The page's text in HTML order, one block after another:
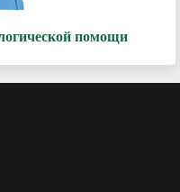
помощи